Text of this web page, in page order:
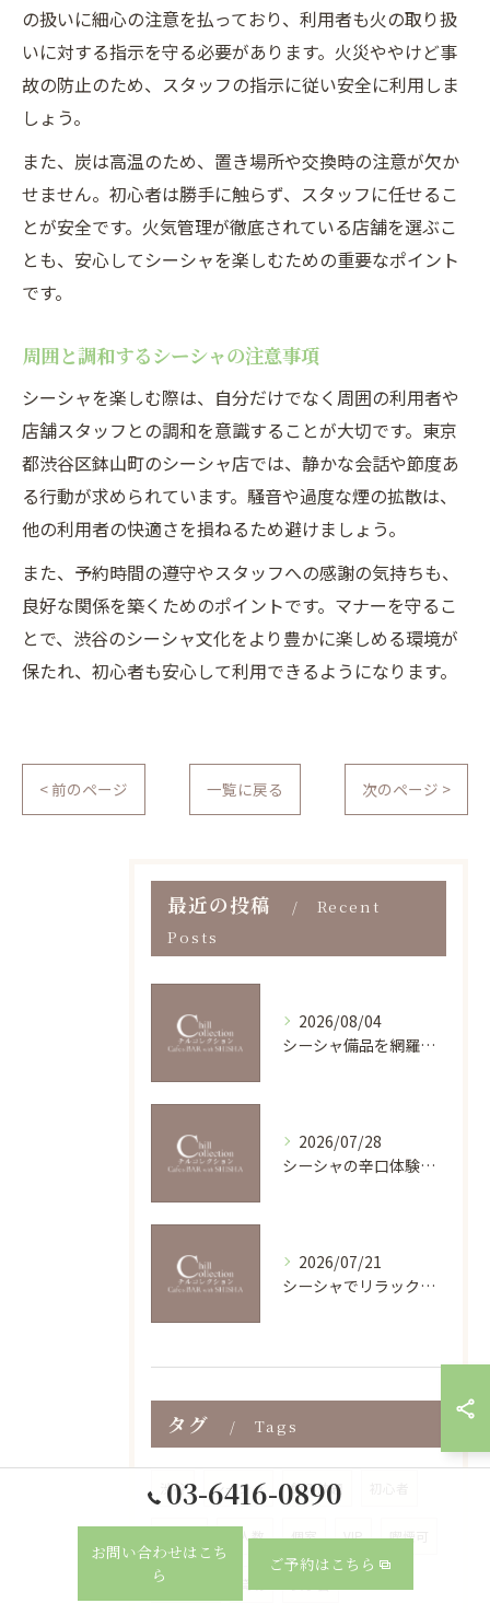
の扱いに細心の注意を払っており、利用者も火の取り扱
いに対する指示を守る必要があります。火災ややけど事
故の防止のため、スタッフの指示に従い安全に利用しま
しょう。
また、炭は高温のため、置き場所や交換時の注意が欠か
せません。初心者は勝手に触らず、スタッフに任せるこ
とが安全です。火気管理が徹底されている店舗を選ぶこ
とも、安心してシーシャを楽しむための重要なポイント
です。
周囲と調和するシーシャの注意事項
シーシャを楽しむ際は、自分だけでなく周囲の利用者や
店舗スタッフとの調和を意識することが大切です。東京
都渋谷区鉢山町のシーシャ店では、静かな会話や節度あ
る行動が求められています。騒音や過度な煙の拡散は、
他の利用者の快適さを損ねるため避けましょう。
また、予約時間の遵守やスタッフへの感謝の気持ちも、
良好な関係を築くためのポイントです。マナーを守るこ
とで、渋谷のシーシャ文化をより豊かに楽しめる環境が
保たれ、初心者も安心して利用できるようになります。
< 前のページ 一覧に戻る 次のページ >
最近の投稿
Recent
Posts
2026/08/04
シーシャ備品を網羅的に整理し初心者も安心して揃える方法と相場・健康リスク徹底解説
2026/07/28
シーシャの辛口体験を東京都渋谷区渋谷渋谷スクランブルスクエアで楽しむ魅力とポイント
2026/07/21
シーシャでリラックス時間を充実させる香りと深呼吸の新習慣
タグ Tags
渋谷 シーシャ 飲み放題
大人数 個室 VIP 喫煙可
おしゃれ
03-6416-0890
お問い合わせはこち
ら
ご予約はこちら